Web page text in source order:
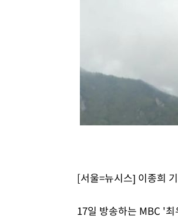
[서울=뉴시스] 이종희
17일 방송하는 MBC '